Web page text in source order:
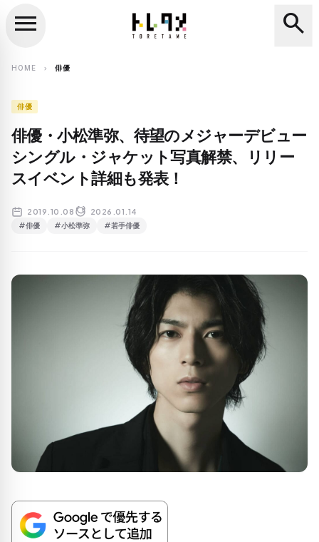
search
menu search
HOME chevron_right 俳優
俳優
俳優・小松準弥、待望のメジャーデビュー
シングル・ジャケット写真解禁、リリー
スイベント詳細も発表！
2019.10.08 2026.01.14
#俳優 #小松準弥 #若手俳優